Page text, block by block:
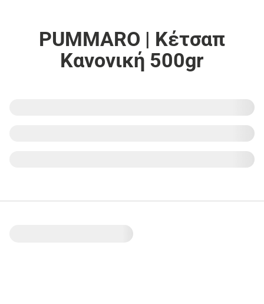
PUMMARO | Κέτσαπ
Κανονική 500gr